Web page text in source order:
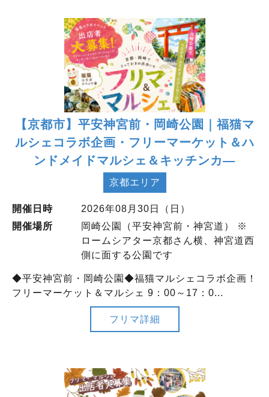
【京都市】平安神宮前・岡崎公園｜福猫マ
ルシェコラボ企画・フリーマーケット＆ハ
ンドメイドマルシェ＆キッチンカ―
京都エリア
開催日時
2026年08月30日（日）
開催場所
岡崎公園（平安神宮前・神宮道） ※
ロームシアター京都さん横、神宮道西
側に面する公園です
◆平安神宮前・岡崎公園◆福猫マルシェコラボ企画！
フリーマーケット＆マルシェ 9：00～17：0...
フリマ詳細